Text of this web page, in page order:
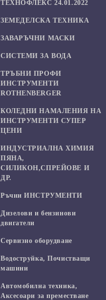
ТЕХНОФЛЕКС 24.01.2022
ЗЕМЕДЕЛСКА ТЕХНИКА
ЗАВАРЪЧНИ МАСКИ
СИСТЕМИ ЗА ВОДА
ТРЪБНИ ПРОФИ
ИНСТРУМЕНТИ
ROTHENBERGER
КОЛЕДНИ НАМАЛЕНИЯ НА
ИНСТРУМЕНТИ СУПЕР
ЦЕНИ
ИНДУСТРИАЛНА ХИМИЯ
ПЯНА,
СИЛИКОН,СПРЕЙОВЕ И
ДР.
Ръчни ИНСТРУМЕНТИ
Дизелови и бензинови
двигатели
Сервизно оборудване
Водоструйка, Почистващи
машини
Автомобилна техника,
Аксесоари за преместване